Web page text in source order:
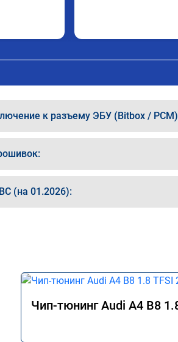
машинка по
к разъему ЭБУ (Bitbox /
(на 01.2026):
Чип-тюнинг Audi A4 B8